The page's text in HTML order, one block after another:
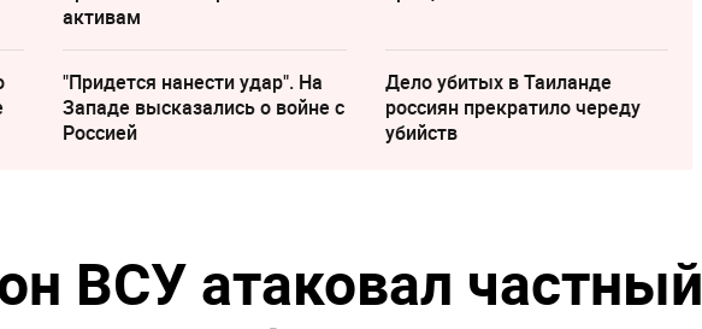
активам
"Придется нанести удар". На
Западе высказались о войне с
Россией
Дело убитых в Таиланде
россиян прекратило череду
убийств
ВСУ атаковал частный